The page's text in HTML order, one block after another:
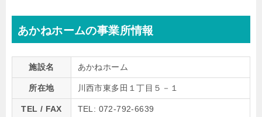
あかねホームの事業所情報
施設名 あかねホーム
所在地 川西市東多田１丁目５－１
TEL / FAX
TEL: 072-792-6639